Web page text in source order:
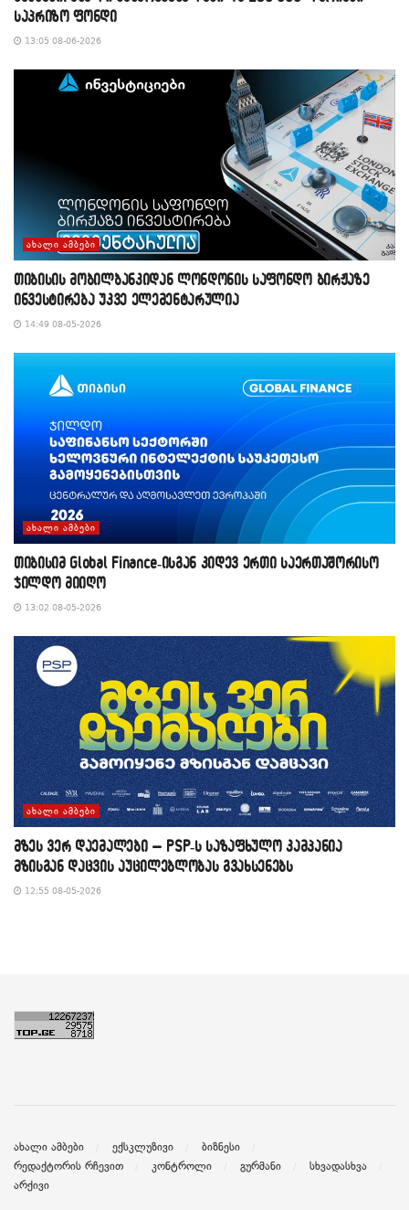
საპრიზო ფონდი
13:05 08-06-2026
ᲐᲮᲐᲚᲘ ᲐᲛᲑᲔᲑᲘ
თიბისის მობილბანკიდან ლონდონის საფონდო ბირჟაზე
ინვესტირება უკვე ელემენტარულია
14:49 08-05-2026
ᲐᲮᲐᲚᲘ ᲐᲛᲑᲔᲑᲘ
თიბისიმ Global Finance-ისგან კიდევ ერთი საერთაშორისო
ჯილდო მიიღო
13:02 08-05-2026
ᲐᲮᲐᲚᲘ ᲐᲛᲑᲔᲑᲘ
მზეს ვერ დაემალები – PSP-ს საზაფხულო კამპანია
მზისგან დაცვის აუცილებლობას გვახსენებს
12:55 08-05-2026
ახალი ამბები ექსკლუზივი
ბიზნესი
რედაქტორის რჩევით
კონტროლი გურმანი
სხვადასხვა
არქივი